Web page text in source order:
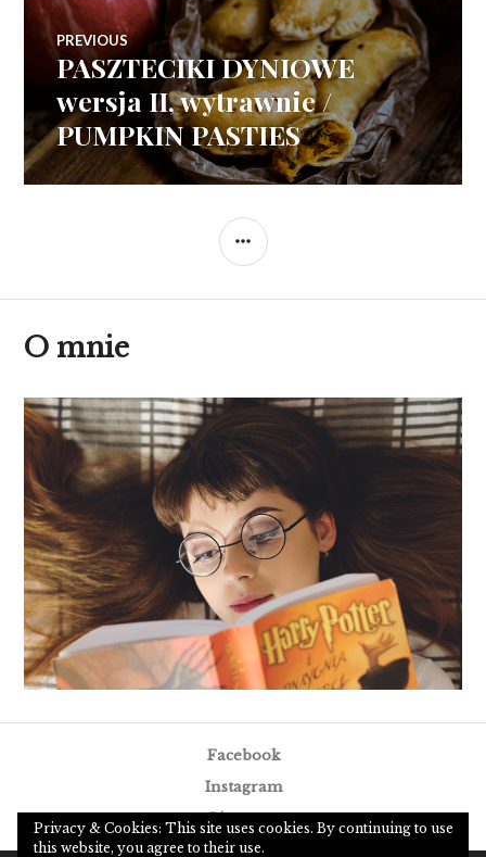
Nawigacja
wpisu
PREVIOUS
Previous
PASZTECIKI DYNIOWE
wersja II, wytrawnie /
PUMPKIN PASTIES
SIDEBAR
O mnie
Facebook
Instagram
Pinterest
Privacy & Cookies: This site uses cookies. By continuing to use
this website, you agree to their use.